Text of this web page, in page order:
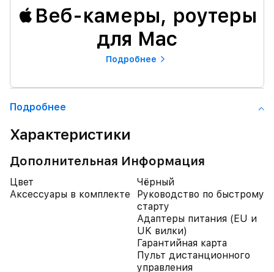
Веб-камеры, роутеры
для Mac
Подробнее
Подробнее
Характеристики
Дополнительная Информация
Цвет
Чёрный
Аксессуары в комплекте
Руководство по быстрому
старту
Адаптеры питания (EU и
UK вилки)
Гарантийная карта
Пульт дистанционного
управления